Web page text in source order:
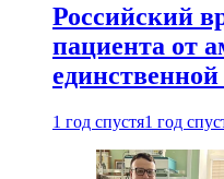
Российский
пациента от
1 год спустя1 год